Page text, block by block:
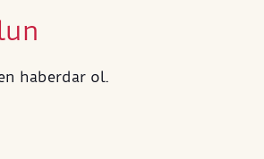
haberdar ol.